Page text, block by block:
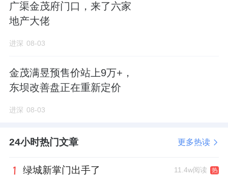
降准降息
元民营企业专项再贷款，部分缓解民营房企融
资压力。
居民信贷
所回升，但整体信贷增长仍偏温和，反映居民
广渠金茂府门口，来了六家
地产大佬
进深 08-03
金茂满昱预售价站上9万+，
东坝改善盘正在重新定价
进深 08-03
24小时热门文章 更多热读
绿城新掌门出手了 11.4w阅读 热